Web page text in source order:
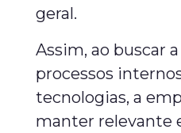
geral.
Assim, ao buscar
processos
tecnologias, a
manter relevante